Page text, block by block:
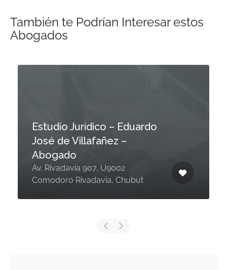
También te Podrían Interesar estos
Abogados
Estudio Jurídico – Eduardo
José de Villafañez –
Abogado
Av. Rivadavia 907, U9002
Comodoro Rivadavia, Chubut